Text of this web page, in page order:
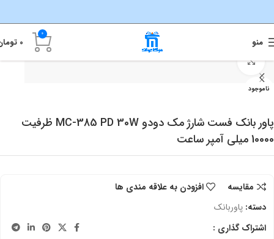
منو
0
0
ناموجود
برای بزرگنمایی کلیک کنید
پاور بانک فست شارژ مک دودو MC-385 PD 30W ظرفیت
10000 میلی آمپر ساعت
مقایسه
افزودن به علاقه مندی ها
دسته: پاوربانک
اشتراک گذاری :